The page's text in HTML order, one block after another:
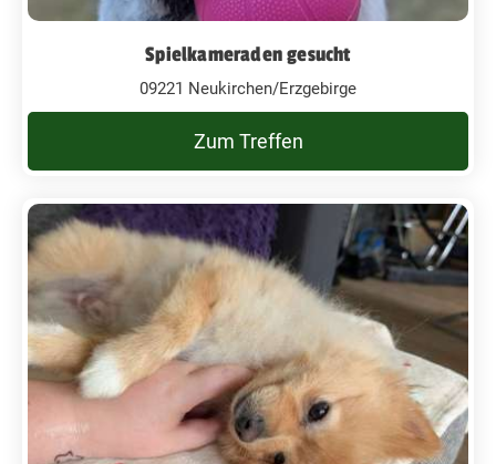
Spielkameraden gesucht
09221 Neukirchen/Erzgebirge
Zum Treffen